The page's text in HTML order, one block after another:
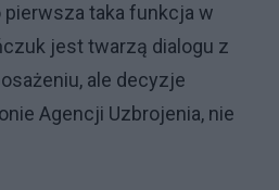
pierwsza taka funkcja w
jest twarzą dialogu z
ale decyzje
Agencji Uzbrojenia, nie